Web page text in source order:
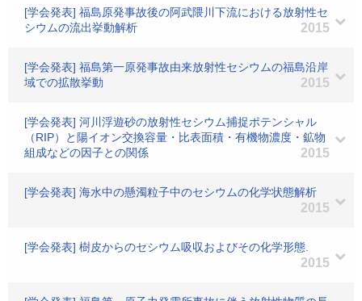
[学会発表] 福島原発事故後の阿武隈川下流における放射性セ
シウムの流出挙動解析
2015
[学会発表] 福島第一原発事故由来放射性セシウムの福島沿岸
域での拡散挙動
2015
[学会発表] 河川浮遊砂の放射性セシウム捕捉ポテンシャル
（RIP）と陽イオン交換容量・比表面積・有機物濃度・鉱物
組成などの因子との関係
2015
[学会発表] 海水中の懸濁粒子中のセシウムの化学状態解析
2015
[学会発表] 樹皮からのセシウム吸収およびその化学形態.
2015